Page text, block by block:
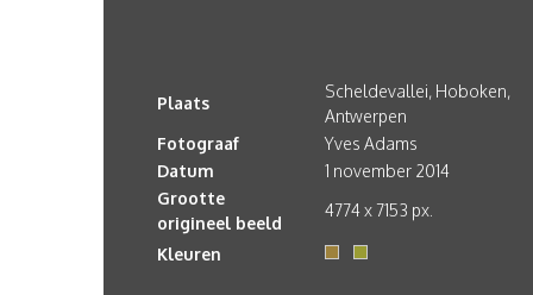
Plaats
Scheldevallei, Hoboken,
Antwerpen
Fotograaf
Yves Adams
Datum
1 november 2014
Grootte
origineel beeld
4774 x 7153 px.
Kleuren